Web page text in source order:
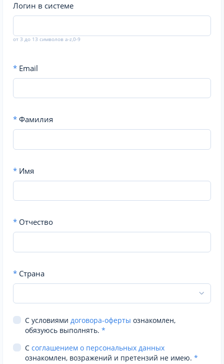
Логин в системе
от 3 до 13 символов a-z,0-9
* Email
* Фамилия
* Имя
* Отчество
* Страна
С условиями договора-оферты ознакомлен,
обязуюсь выполнять. *
С соглашением о персональных данных
ознакомлен, возражений и претензий не имею. *